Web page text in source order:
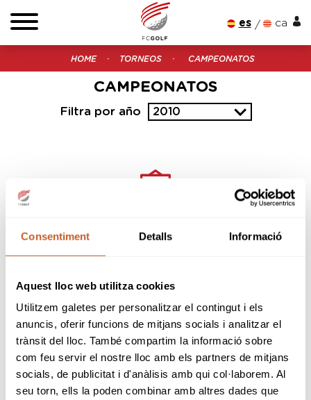
Consentiment Detalls Informació
Aquest lloc web utilitza cookies
Utilitzem galetes per personalitzar el contingut i els
anuncis, oferir funcions de mitjans socials i analitzar el
trànsit del lloc. També compartim la informació sobre
com feu servir el nostre lloc amb els partners de mitjans
socials, de publicitat i d'anàlisis amb qui col·laborem. Al
seu torn, ells la poden combinar amb altres dades que
es ca
HOME TORNEOS CAMPEONATOS
CAMPEONATOS
Filtra por año 2010
¿Quieres estar al día?
Subscríbete a nuestra newsletter
Acepto
las condiciones de uso de la inscripción
a la newsletter de Federación Catala de Golf.
He leído y acepto la Política de Privacidad